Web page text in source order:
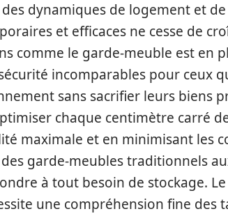
des dynamiques de logement et
et efficaces ne cesse de
comme le garde-meuble est en
incomparables pour ceux
sans sacrifier leurs biens
chaque centimètre carré
maximale et en minimisant les
garde-meubles traditionnels
à tout besoin de stockage.
une compréhension fine des